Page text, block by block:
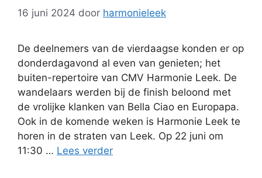
16 juni 2024 door harmonieleek
De deelnemers van de vierdaagse konden er op
donderdagavond al even van genieten; het
buiten-repertoire van CMV Harmonie Leek. De
wandelaars werden bij de finish beloond met
de vrolijke klanken van Bella Ciao en Europapa.
Ook in de komende weken is Harmonie Leek te
horen in de straten van Leek. Op 22 juni om
11:30 … Lees verder